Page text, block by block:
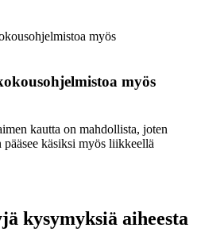
myös
myös
kautta on mahdollista, joten
käsiksi myös liikkeellä
kysymyksiä aiheesta